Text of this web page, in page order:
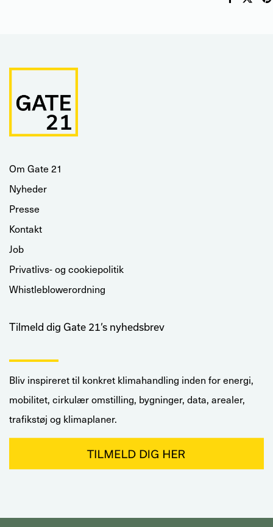
Om Gate 21
Nyheder
Presse
Kontakt
Job
Privatlivs- og cookiepolitik
Whistleblowerordning
Tilmeld dig Gate 21’s nyhedsbrev
Bliv inspireret til konkret klimahandling inden for energi,
mobilitet, cirkulær omstilling, bygninger, data, arealer,
trafikstøj og klimaplaner.